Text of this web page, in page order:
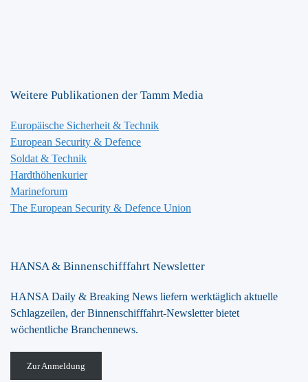
Weitere Publikationen der Tamm Media
Europäische Sicherheit & Technik
European Security & Defence
Soldat & Technik
Hardthöhenkurier
Marineforum
The European Security & Defence Union
HANSA & Binnenschifffahrt Newsletter
HANSA Daily & Breaking News liefern werktäglich aktuelle
Schlagzeilen, der Binnenschifffahrt-Newsletter bietet
wöchentliche Branchennews.
Zur Anmeldung